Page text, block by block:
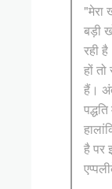
"मेरा
बड़ी
रही
हों तो
हैं।
है पर